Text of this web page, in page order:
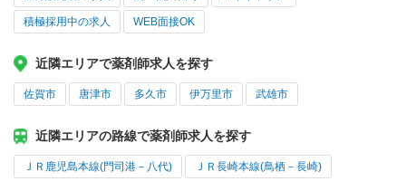
積極採用中の求人 WEB面接OK
近隣エリアで薬剤師求人を探す
佐賀市 唐津市 多久市 伊万里市 武雄市
近隣エリアの路線で薬剤師求人を探す
ＪＲ鹿児島本線(門司港－八代) ＪＲ長崎本線(鳥栖－長崎)